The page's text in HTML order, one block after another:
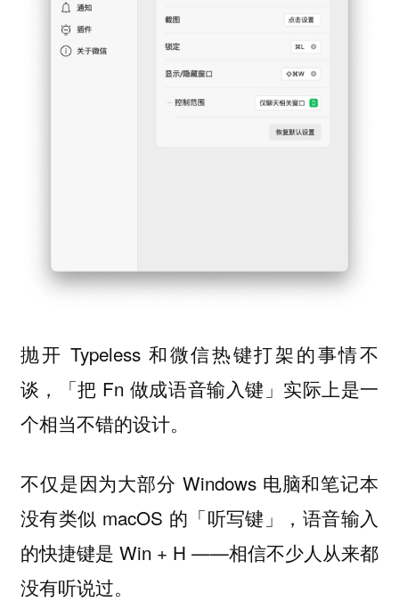
抛开 Typeless 和微信热键打架的事情不
谈，「把 Fn 做成语音输入键」实际上是一
个相当不错的设计。
不仅是因为大部分 Windows 电脑和笔记本
没有类似 macOS 的「听写键」，语音输入
的快捷键是 Win + H ——相信不少人从来都
没有听说过。